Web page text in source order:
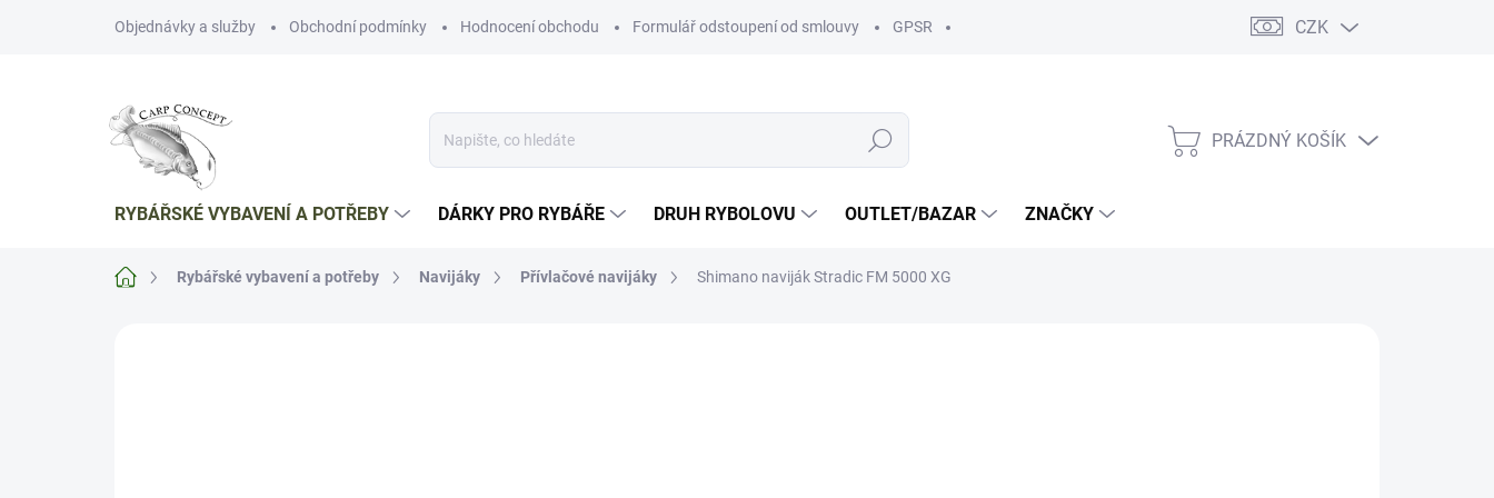
Objednávky a služby Obchodní podmínky Hodnocení obchodu Formulář odstoupení od smlouvy GPSR CZK
Hledat
NÁKUPNÍ
PRÁZDNÝ KOŠÍK
RYBÁŘSKÉ VYBAVENÍ A POTŘEBY DÁRKY PRO RYBÁŘE DRUH RYBOLOVU OUTLET/BAZAR ZNAČKY
Domů Rybářské vybavení a potřeby Navijáky Přívlačové navijáky Shimano naviják Stradic FM 5000 XG